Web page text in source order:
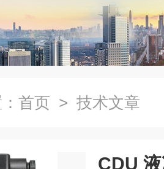
首页 > 技术文章